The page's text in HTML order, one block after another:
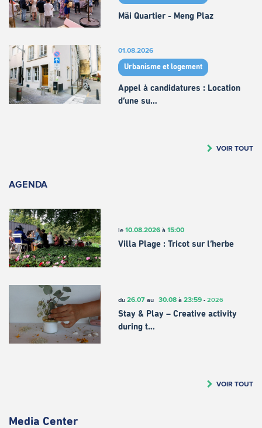
Mäi Quartier - Meng Plaz
01.08.2026
Urbanisme et logement
Appel à candidatures : Location
d’une su…
VOIR TOUT
AGENDA
le 10.08.2026à 15:00
Villa Plage : Tricot sur l’herbe
du 26.07au 30.08à 23:59- 2026
Stay & Play – Creative activity
during t…
VOIR TOUT
Media Center